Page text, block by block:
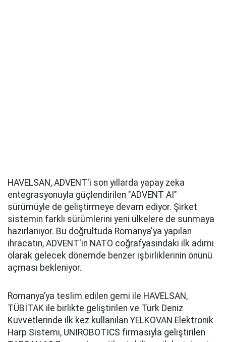
HAVELSAN, ADVENT'i son yıllarda yapay zeka
entegrasyonuyla güçlendirilen "ADVENT AI"
sürümüyle de geliştirmeye devam ediyor. Şirket
sistemin farklı sürümlerini yeni ülkelere de sunmaya
hazırlanıyor. Bu doğrultuda Romanya'ya yapılan
ihracatın, ADVENT'in NATO coğrafyasındaki ilk adımı
olarak gelecek dönemde benzer işbirliklerinin önünü
açması bekleniyor.
Romanya’ya teslim edilen gemi ile HAVELSAN,
TÜBİTAK ile birlikte geliştirilen ve Türk Deniz
Kuvvetlerinde ilk kez kullanılan YELKOVAN Elektronik
Harp Sistemi, UNIROBOTICS firmasıyla geliştirilen